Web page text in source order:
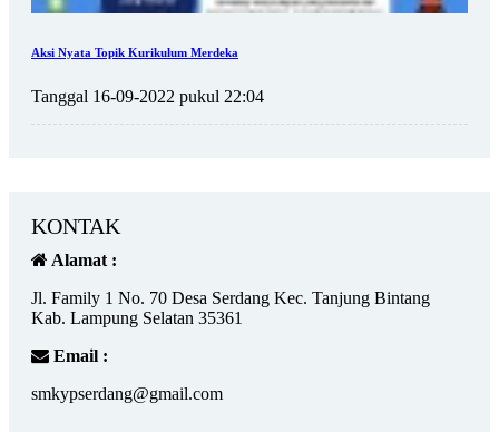
Aksi Nyata Topik Kurikulum Merdeka
Tanggal 16-09-2022 pukul 22:04
KONTAK
Alamat :
Jl. Family 1 No. 70 Desa Serdang Kec. Tanjung Bintang
Kab. Lampung Selatan 35361
Email :
smkypserdang@gmail.com